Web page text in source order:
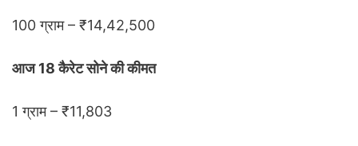
100 ग्राम – ₹14,42,500
आज 18 कैरेट सोने की कीमत
1 ग्राम – ₹11,803